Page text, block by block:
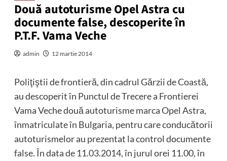
Două autoturisme Opel Astra cu
documente false, descoperite în
P.T.F. Vama Veche
admin 12 martie 2014
Poliţiştii de frontieră, din cadrul Gărzii de Coastă,
au descoperit în Punctul de Trecere a Frontierei
Vama Veche două autoturisme marca Opel Astra,
înmatriculate în Bulgaria, pentru care conducătorii
autoturismelor au prezentat la control documente
false. În data de 11.03.2014, în jurul orei 11.00, în